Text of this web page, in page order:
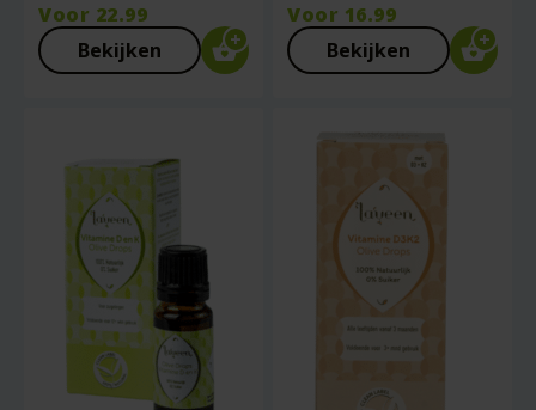
Voor 22.99
Bekijken
Voor 16.99
Bekijken